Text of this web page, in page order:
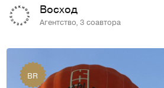
Восход
Агентство, 3 соавтора
BR